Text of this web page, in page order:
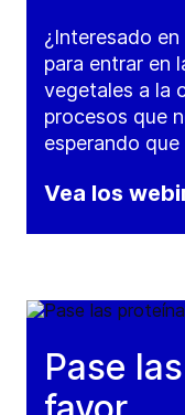
¿Interesado
para entrar en
vegetales a la
procesos que
esperando
Vea los
Pase